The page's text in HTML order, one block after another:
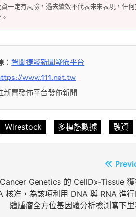
資一定有風險，過去績效不代表未來表現，任
：智聞捷發新聞發佈平台
www.111.net.tw
新聞發佈平台發佈新聞
Wirestock 多模態數據 融資
Genetics 的 CellDx-Tissue 獲
核准，為該項利用 DNA 與 RNA 進
體腫瘤全方位基因體分析檢測寫下